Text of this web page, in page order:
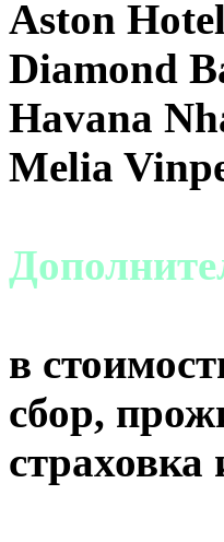
Aston
Diamond
Havana
Melia
в
сбор,
страховка